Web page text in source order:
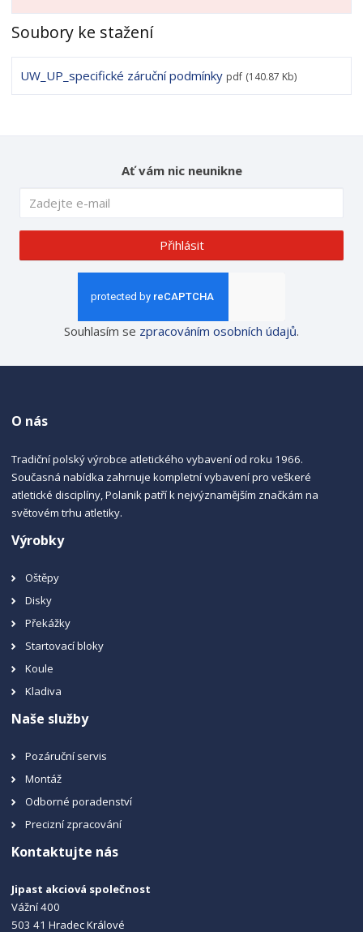
Soubory ke stažení
UW_UP_specifické záruční podmínky pdf (140.87 Kb)
Ať vám nic neunikne
Přihlásit
Souhlasím se zpracováním osobních údajů.
O nás
Tradiční polský výrobce atletického vybavení od roku 1966.
Současná nabídka zahrnuje kompletní vybavení pro veškeré
atletické disciplíny, Polanik patří k nejvýznamějším značkám na
světovém trhu atletiky.
Výrobky
Oštěpy
Disky
Překážky
Startovací bloky
Koule
Kladiva
Naše služby
Pozáruční servis
Montáž
Odborné poradenství
Precizní zpracování
Kontaktujte nás
Jipast akciová společnost
Vážní 400
503 41 Hradec Králové